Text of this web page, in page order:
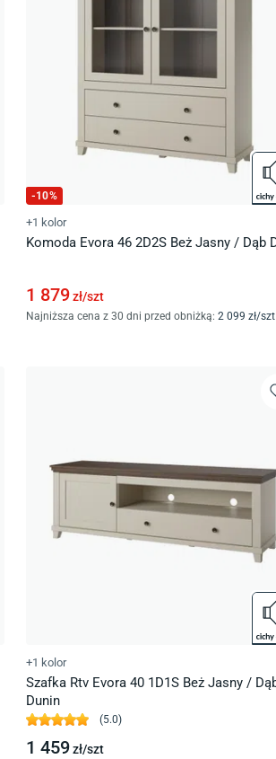
-10%
+1 kolor
Komoda Evora 46 2D2S Beż Jasny / Dąb
1 879zł/szt
Najniższa cena z 30 dni przed obniżką: 2 099 zł/szt
+1 kolor
Szafka Rtv Evora 40 1D1S Beż Jasny /
Dunin
(5.0)
1 459zł/szt